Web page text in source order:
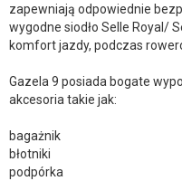
zapewniają odpowiednie
wygodne siodło Selle Royal/
komfort jazdy, podczas
Gazela 9 posiada bogate
akcesoria takie jak:
bagażnik
błotniki
podpórka